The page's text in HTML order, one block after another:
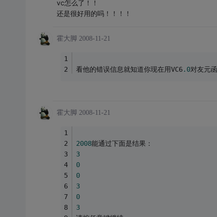
vc怎么了！！
还是很好用的吗！！！！
霍大脚 2008-11-21
看他的错误信息就知道你现在用VC6.0对友元
霍大脚 2008-11-21
2008能通过下面是结果：
3
0
0
3
0
3